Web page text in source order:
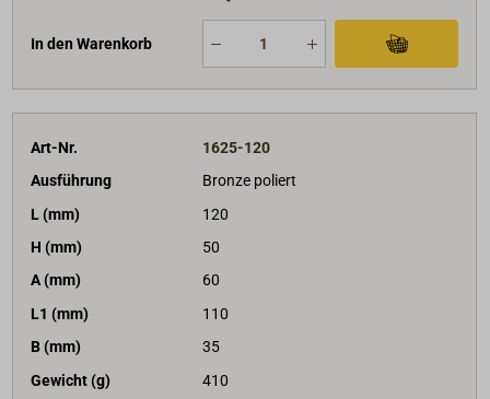
In den Warenkorb
Art-Nr.
1625-120
Ausführung
Bronze poliert
L (mm)
120
H (mm)
50
A (mm)
60
L1 (mm)
110
B (mm)
35
Gewicht (g)
410